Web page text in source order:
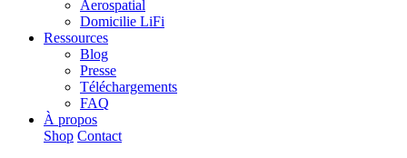
Aerospatial
Domicilie LiFi
Ressources
Blog
Presse
Téléchargements
FAQ
À propos
Shop Contact